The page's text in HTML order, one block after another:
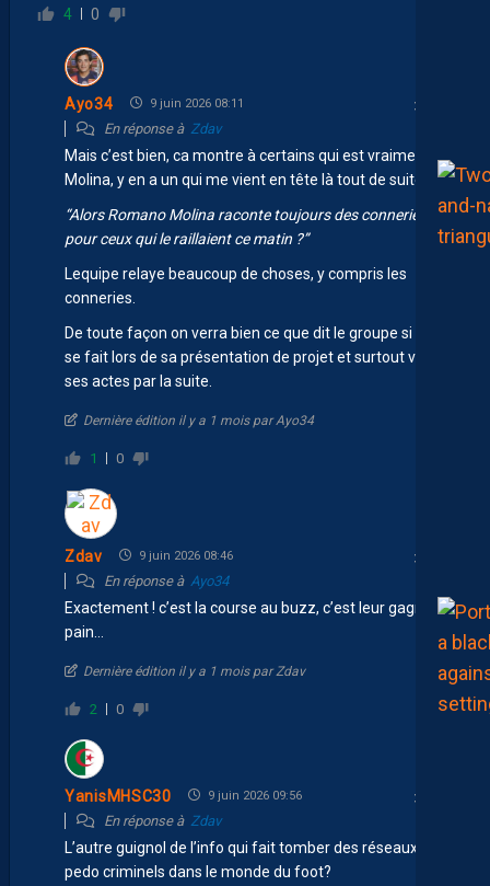
4 0
Ayo34 9 juin 2026 08:11
En réponse à Zdav
Mais c’est bien, ca montre à certains qui est vraiment
Molina, y en a un qui me vient en tête là tout de suite:
“Alors Romano Molina raconte toujours des conneries
pour ceux qui le raillaient ce matin ?”
Lequipe relaye beaucoup de choses, y compris les
conneries.
De toute façon on verra bien ce que dit le groupe si cela
se fait lors de sa présentation de projet et surtout via
ses actes par la suite.
Dernière édition il y a 1 mois par Ayo34
1 0
Zdav 9 juin 2026 08:46
En réponse à Ayo34
Exactement ! c’est la course au buzz, c’est leur gagne
pain…
Dernière édition il y a 1 mois par Zdav
2 0
YanisMHSC30 9 juin 2026 09:56
En réponse à Zdav
L’autre guignol de l’info qui fait tomber des réseaux de
pedo criminels dans le monde du foot?